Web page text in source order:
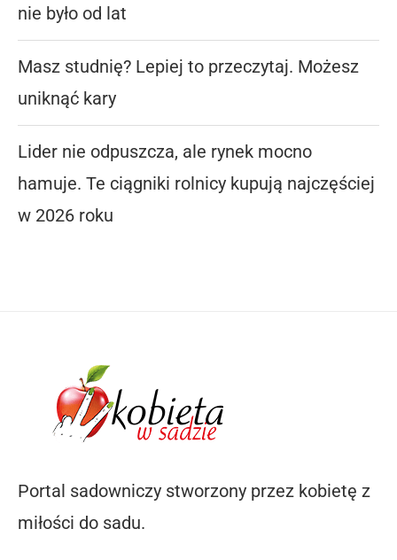
nie było od lat
Masz studnię? Lepiej to przeczytaj. Możesz
uniknąć kary
Lider nie odpuszcza, ale rynek mocno
hamuje. Te ciągniki rolnicy kupują najczęściej
w 2026 roku
Portal sadowniczy stworzony przez kobietę z
miłości do sadu.